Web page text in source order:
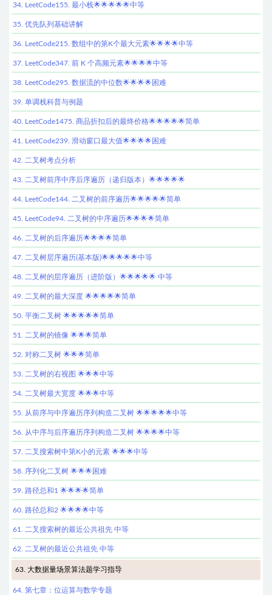
34. LeetCode155. 最小栈🌟🌟🌟🌟🌟中等
35. 优先队列基础讲解
36. LeetCode215. 数组中的第K个最大元素🌟🌟🌟🌟中等
37. LeetCode347. 前 K 个高频元素🌟🌟🌟🌟中等
38. LeetCode295. 数据流的中位数🌟🌟🌟🌟困难
39. 单调栈科普与例题
40. LeetCode1475. 商品折扣后的最终价格🌟🌟🌟🌟🌟简单
41. LeetCode239. 滑动窗口最大值🌟🌟🌟🌟困难
42. 二叉树考点分析
43. 二叉树前序中序后序遍历（递归版本）🌟🌟🌟🌟🌟
44. LeetCode144. 二叉树的前序遍历🌟🌟🌟🌟🌟简单
45. LeetCode94. 二叉树的中序遍历🌟🌟🌟🌟简单
46. 二叉树的后序遍历🌟🌟🌟🌟简单
47. 二叉树层序遍历(基本版)🌟🌟🌟🌟🌟中等
48. 二叉树的层序遍历（进阶版）🌟🌟🌟🌟🌟 中等
49. 二叉树的最大深度 🌟🌟🌟🌟🌟简单
50. 平衡二叉树 🌟🌟🌟🌟🌟简单
51. 二叉树的镜像 🌟🌟🌟简单
52. 对称二叉树 🌟🌟🌟简单
53. 二叉树的右视图 🌟🌟🌟中等
54. 二叉树最大宽度 🌟🌟🌟中等
55. 从前序与中序遍历序列构造二叉树 🌟🌟🌟🌟🌟中等
56. 从中序与后序遍历序列构造二叉树 🌟🌟🌟🌟中等
57. 二叉搜索树中第K小的元素 🌟🌟🌟中等
58. 序列化二叉树 🌟🌟🌟困难
59. 路径总和1 🌟🌟🌟🌟简单
60. 路径总和2 🌟🌟🌟🌟中等
61. 二叉搜索树的最近公共祖先 中等
62. 二叉树的最近公共祖先 中等
63. 大数据量场景算法题学习指导
64. 第七章：位运算与数学专题